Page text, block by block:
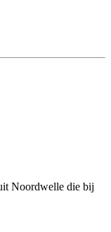
Noordwelle die bij